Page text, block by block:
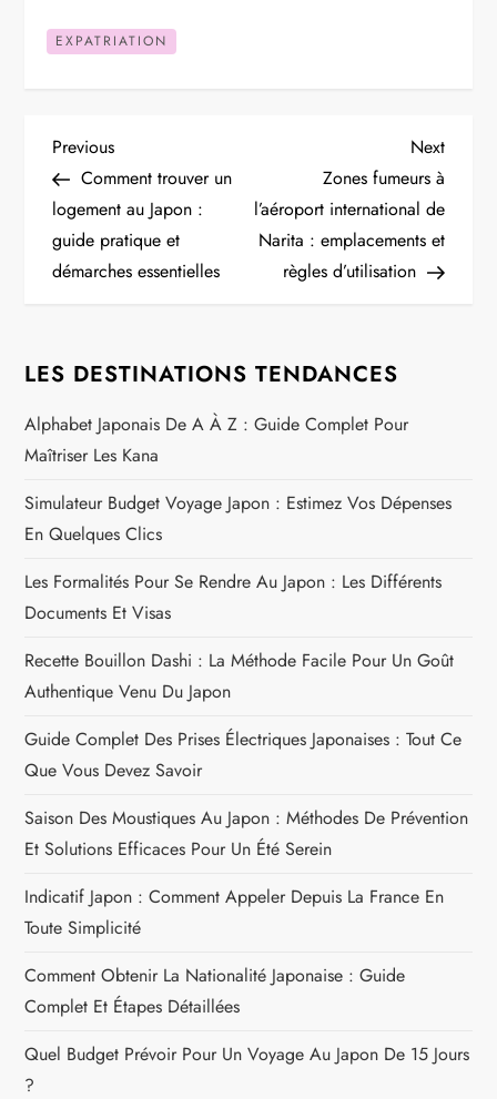
EXPATRIATION
N
a
v
g
a
t
i
o
n
d
e
l
’
a
r
t
i
Previous
Post
Previous
Comment trouver un
logement au Japon :
guide pratique et
démarches essentielles
Next
Post
Next
Zones fumeurs à
l’aéroport international de
Narita : emplacements et
règles d’utilisation
LES DESTINATIONS TENDANCES
Alphabet Japonais De A À Z : Guide Complet Pour
Maîtriser Les Kana
Simulateur Budget Voyage Japon : Estimez Vos Dépenses
En Quelques Clics
Les Formalités Pour Se Rendre Au Japon : Les Différents
Documents Et Visas
Recette Bouillon Dashi : La Méthode Facile Pour Un Goût
Authentique Venu Du Japon
Guide Complet Des Prises Électriques Japonaises : Tout Ce
Que Vous Devez Savoir
Saison Des Moustiques Au Japon : Méthodes De Prévention
Et Solutions Efficaces Pour Un Été Serein
Indicatif Japon : Comment Appeler Depuis La France En
Toute Simplicité
Comment Obtenir La Nationalité Japonaise : Guide
Complet Et Étapes Détaillées
Quel Budget Prévoir Pour Un Voyage Au Japon De 15 Jours
?